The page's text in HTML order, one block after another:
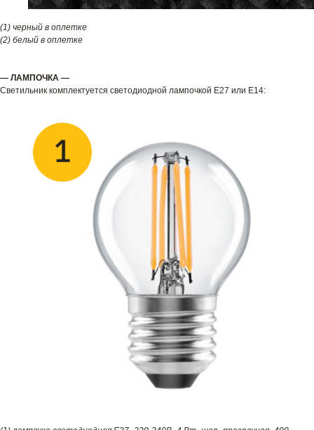
(1) черный в оплетке
(2) белый в оплетке
— ЛАМПОЧКА —
Светильник комплектуется светодиодной лампочкой E27 или E14: